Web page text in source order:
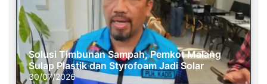
Solusi Timbunan Sampah, Pemkot Malang
Sulap Plastik dan Styrofoam Jadi Solar
30/07/2026